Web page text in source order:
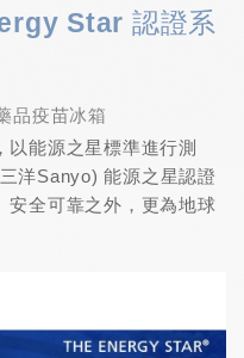
Star 認證系
品疫苗冰箱
能源之星標準進行測
洋Sanyo) 能源之星認證
安全可靠之外，更為地球